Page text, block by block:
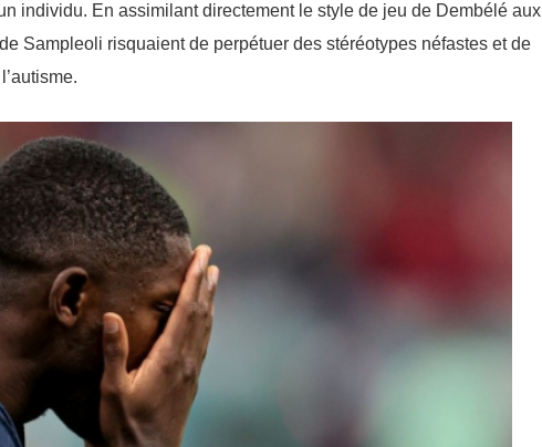
individu. En assimilant directement le style de jeu de Dembélé aux
Sampleоli risquaient de perpétuer des stéréotypes néfastes et de